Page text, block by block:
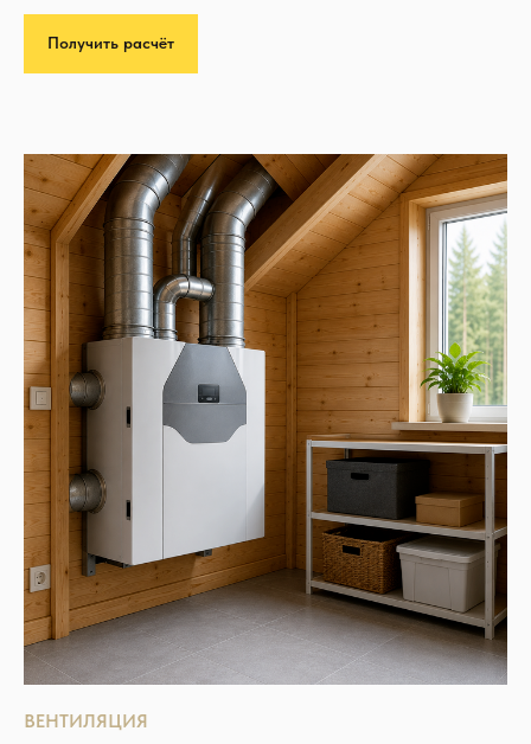
Получить расчёт
ВЕНТИЛЯЦИЯ